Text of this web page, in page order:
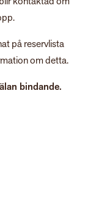
på reservlista
om detta.
bindande.